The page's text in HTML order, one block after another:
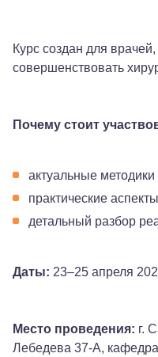
Курс создан для
совершенствовать
Почему стоит
актуальные
практические
детальный разбор
Даты: 23–25 апреля
Место проведения: г.
Лебедева 37-А, кафедра